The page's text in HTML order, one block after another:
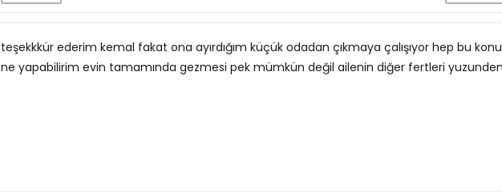
teşekkkür ederim kemal fakat ona ayırdığım küçük odadan çıkmaya çalışıyor hep bu
ne yapabilirim evin tamamında gezmesi pek mümkün değil ailenin diğer fertleri